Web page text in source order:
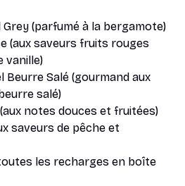
Grey (parfumé à la bergamote)
(aux saveurs fruits rouges
vanille)
Beurre Salé (gourmand aux
salé)
notes douces et fruitées)
saveurs de pêche et
les recharges en boîte